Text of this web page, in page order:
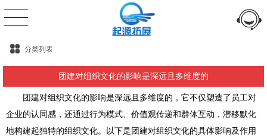
分类列表
团建对组织文化的影响是深远且多维度的
团建对组织文化的影响是深远且多维度的，它不仅塑造了员工对
企业的认同感，还通过行为模式、价值观传递和群体互动，潜移默化
地构建起独特的组织文化。以下是团建对组织文化的具体影响及作用